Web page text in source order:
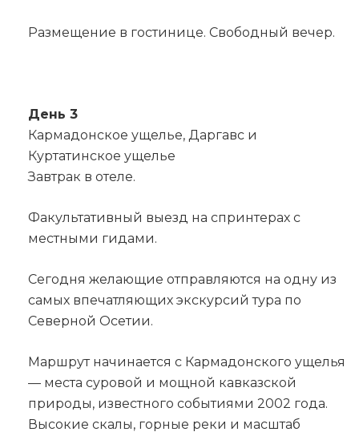
Размещение в гостинице. Свободный вечер.
День 3
Кармадонское ущелье, Даргавс и
Куртатинское ущелье
Завтрак в отеле.
Факультативный выезд на спринтерах с
местными гидами.
Сегодня желающие отправляются на одну из
самых впечатляющих экскурсий тура по
Северной Осетии.
Маршрут начинается с Кармадонского ущелья
— места суровой и мощной кавказской
природы, известного событиями 2002 года.
Высокие скалы, горные реки и масштаб